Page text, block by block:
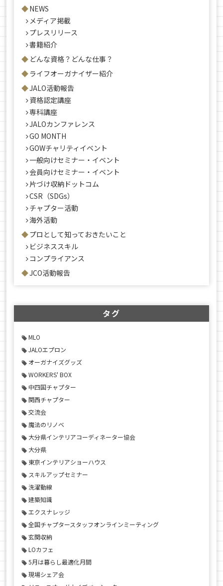
NEWS
メディア掲載
プレスリリース
書籍紹介
どんな資格？どんな仕事？
ライフオーガナイザー紹介
JALO活動報告
資格認定講座
専科講座
JALOカンファレンス
GO MONTH
GOWチャリティイベント
一般向けセミナー・イベント
会員向けセミナー・イベント
片づけ収納ドットコム
CSR（SDGs）
チャプター活動
海外活動
プロとして知っておきたいこと
ビジネススキル
コンプライアンス
JCO活動報告
タグ
MLO
JALOエプロン
オーガナイズグッズ
WORKERS' BOX
中四国チャプター
関西チャプター
交流会
魔法のリノベ
大分県インテリアコーディネーター協会
大分県
東京インテリアショーハウス
スキルアップセミナー
洗濯動線
建築知識
エクスナレッジ
全国チャプタースタッフオンラインミーティング
玄関収納
LOカフェ
5月は暮らし最適化月間
現場シェア会